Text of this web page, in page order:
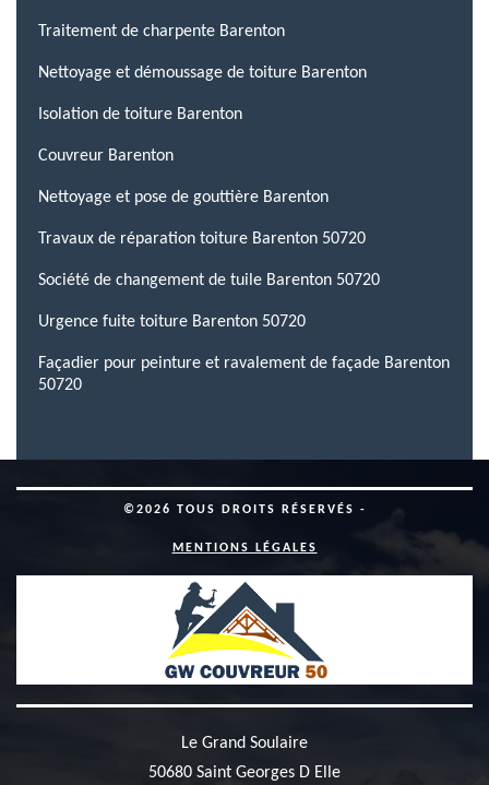
Traitement de charpente Barenton
Nettoyage et démoussage de toiture Barenton
Isolation de toiture Barenton
Couvreur Barenton
Nettoyage et pose de gouttière Barenton
Travaux de réparation toiture Barenton 50720
Société de changement de tuile Barenton 50720
Urgence fuite toiture Barenton 50720
Façadier pour peinture et ravalement de façade Barenton
50720
©2026 TOUS DROITS RÉSERVÉS -
MENTIONS LÉGALES
Le Grand Soulaire
50680 Saint Georges D Elle